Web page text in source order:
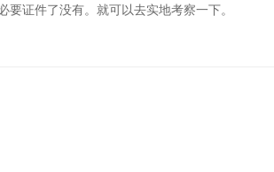
证件了没有。就可以去实地考察一下。